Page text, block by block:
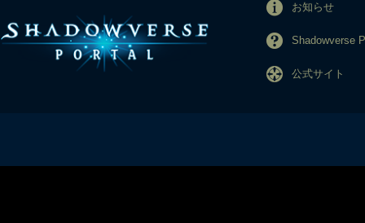
お知らせ
Shadowverse
公式サイト